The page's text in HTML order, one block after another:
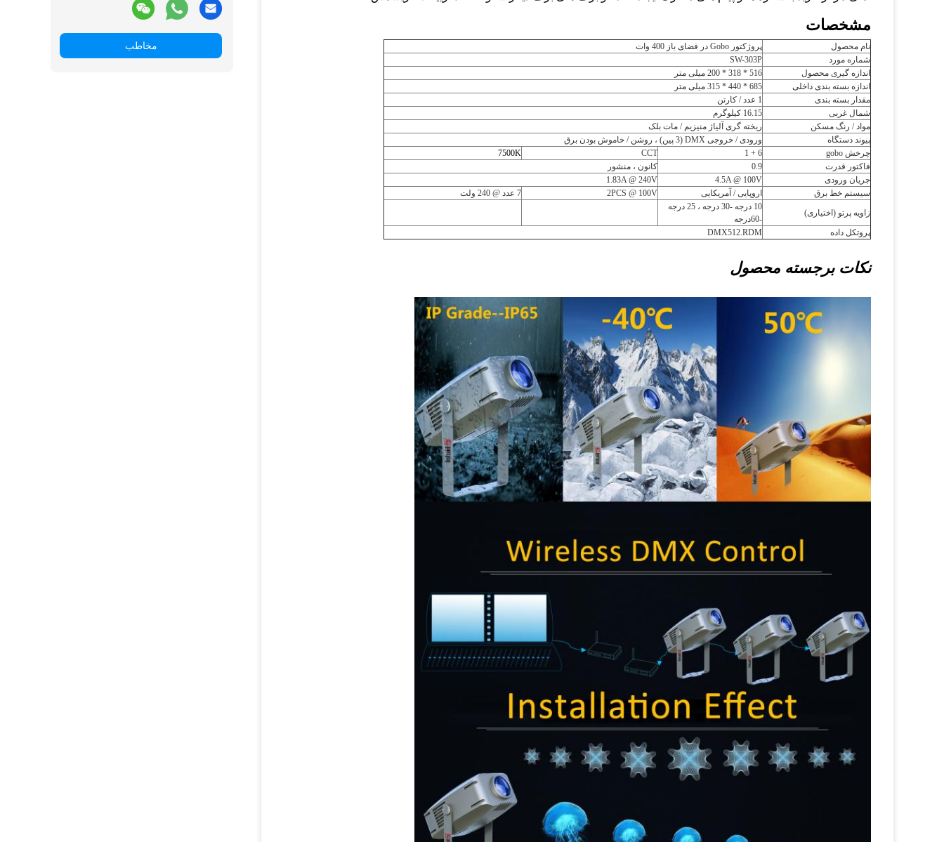
مخاطب
مشخصات
نام محصول
پروژکتور Gobo در فضای باز 400 وات
شماره مورد
SW-303P
اندازه گیری محصول
516 * 318 * 200 میلی متر
اندازه بسته بندی داخلی
685 * 440 * 315 میلی متر
مقدار بسته بندی
1 عدد / کارتن
شمال غربی
16.15 کیلوگرم
مواد / رنگ مسکن
ریخته گری آلیاژ منیزیم / مات بلک
پیوند دستگاه
ورودی / خروجی DMX (3 پین) ، روشن / خاموش بودن برق
چرخش gobo
6 + 1
CCT
7500K
فاکتور قدرت
0.9
کانون ، منشور
جریان ورودی
4.5A @ 100V
1.83A @ 240V
سیستم خط برق
اروپایی / آمریکایی 2PCS @ 100V
7 عدد @ 240 ولت
زاویه پرتو (اختیاری)
10 درجه -30 درجه ، 25 درجه
-60
درجه
پروتکل داده
DMX512.RDM
نکات برجسته محصول